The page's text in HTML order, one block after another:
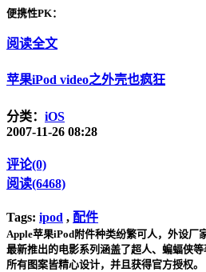
便携性PK：
阅读全文
苹果iPod video之外壳也疯狂
分类： iOS
2007-11-26 08:28
评论(0)
阅读(6468)
Tags: ipod , 配件
Apple苹果iPod附件种类纷繁可人，外设厂
最新推出的电影系列涵盖了超人、蝙蝠侠
所有图案皆精心设计，并且获得官方授权。